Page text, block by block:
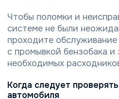
Чтобы поломки и
системе не были
проходите
с промывкой бензобака и
необходимых
Когда следует
автомобиля